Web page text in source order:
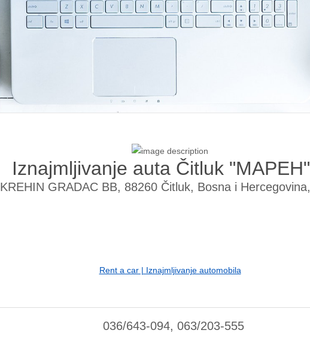
Iznajmljivanje auta Čitluk "MAPEH"
KREHIN GRADAC BB, 88260 Čitluk, Bosna i Hercegovina,
Rent a car | Iznajmljivanje automobila
036/643-094, 063/203-555